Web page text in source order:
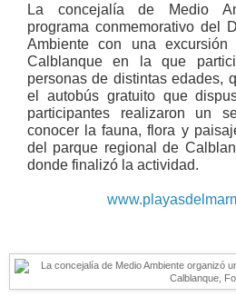
La concejalía de Medio
programa conmemorativo del
Ambiente con una
Calblanque en la que
personas de distintas edades,
el autobús gratuito que
participantes realizaron un
conocer la fauna, flora y
del parque regional de
donde finalizó la actividad.